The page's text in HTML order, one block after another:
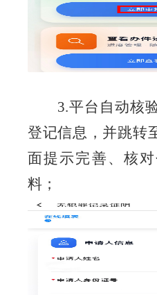
3.平台自动核
登记信息，并跳转
面提示完善、核
料；